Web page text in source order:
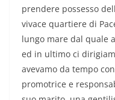
prendere possesso
vivace quartiere di
lungo mare dal quale
ed in ultimo ci
avevamo da tempo
promotrice e